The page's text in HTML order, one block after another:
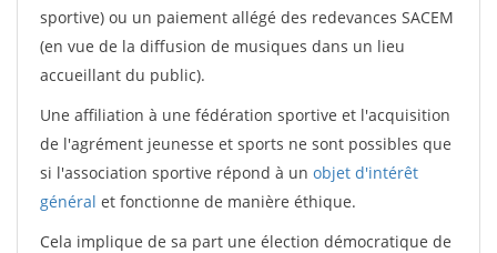
sportive) ou un paiement allégé des redevances SACEM
(en vue de la diffusion de musiques dans un lieu
accueillant du public).
Une affiliation à une fédération sportive et l'acquisition
de l'agrément jeunesse et sports ne sont possibles que
si l'association sportive répond à un objet d'intérêt
général et fonctionne de manière éthique.
Cela implique de sa part une élection démocratique de